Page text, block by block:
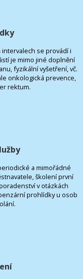
se provádí i
je mimo jiné doplnění
fyzikální vyšetření, vč.
onkologická prevence,
rektum.
a mimořádné
školení první
v otázkách
prohlídky u osob